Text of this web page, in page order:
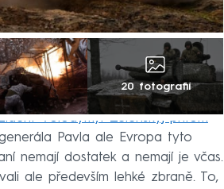
20 fotografií
Volodymyr Zelenskyj přitom
Pavla ale Evropa tyto
nemají dostatek a nemají je včas.
ale především lehké zbraně. To,